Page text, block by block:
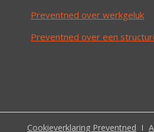
Preventned over werkgeluk
Preventned over een
Cookieverklaring Preventned